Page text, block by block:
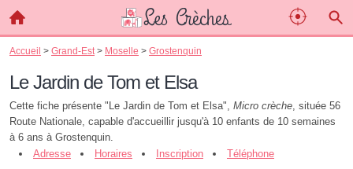
Accueil > Grand-Est > Moselle > Grostenquin
Le Jardin de Tom et Elsa
Cette fiche présente "Le Jardin de Tom et Elsa", Micro crèche, située 56
Route Nationale, capable d'accueillir jusqu'à 10 enfants de 10 semaines
à 6 ans à Grostenquin.
Adresse
Horaires Inscription Téléphone